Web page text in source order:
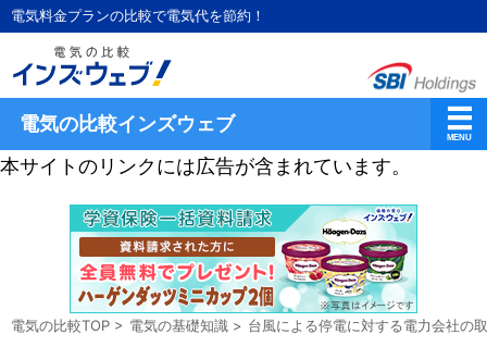
電気料金プランの比較で電気代を節約！
電気の比較インズウェブ
本サイトのリンクには広告が含まれています。
電気の比較TOP > 電気の基礎知識 > 台風による停電に対する電力会社の